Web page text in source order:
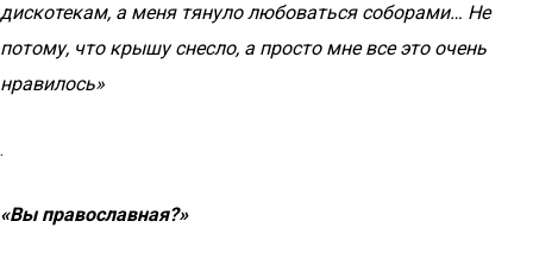
дискотекам, а меня тянуло любоваться соборами… Не
потому, что крышу снесло, а просто мне все это очень
нравилось»
.
«Вы православная?»